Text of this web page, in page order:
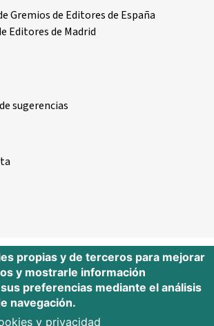
Gremios de Editores de España
Editores de Madrid
sugerencias
de Cantabria
Torre C, planta –1
s/n - 39005
propias y de terceros para mejorar
y mostrarle información
preferencias mediante el análisis
navegación.
y privacidad